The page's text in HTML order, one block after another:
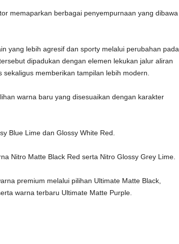
memaparkan berbagai penyempurnaan yang dibawa
yang lebih agresif dan sporty melalui perubahan pada
dipadukan dengan elemen lekukan jalur aliran
memberikan tampilan lebih modern.
warna baru yang disesuaikan dengan karakter
Blue Lime dan Glossy White Red.
Nitro Matte Black Red serta Nitro Glossy Grey Lime.
premium melalui pilihan Ultimate Matte Black,
warna terbaru Ultimate Matte Purple.